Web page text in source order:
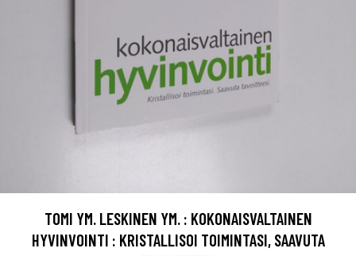
TOMI YM. LESKINEN YM. : KOKONAISVALTAINEN
HYVINVOINTI : KRISTALLISOI TOIMINTASI, SAAVUTA